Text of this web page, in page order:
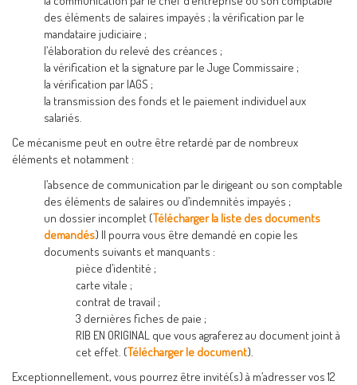
des éléments de salaires impayés ; la vérification par le
mandataire judiciaire ;
l’élaboration du relevé des créances ;
la vérification et la signature par le Juge Commissaire ;
la vérification par lAGS ;
la transmission des fonds et le paiement individuel aux
salariés.
Ce mécanisme peut en outre être retardé par de nombreux
éléments et notamment :
l’absence de communication par le dirigeant ou son comptable
des éléments de salaires ou d’indemnités impayés ;
un dossier incomplet (Télécharger la liste des documents
demandés) Il pourra vous être demandé en copie les
documents suivants et manquants :
pièce d’identité ;
carte vitale ;
contrat de travail ;
3 dernières fiches de paie ;
RIB EN ORIGINAL que vous agraferez au document joint à
cet effet. (Télécharger le document).
Exceptionnellement, vous pourrez être invité(s) à m’adresser vos 12